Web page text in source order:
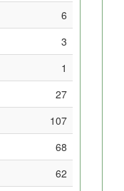
6
3
1
27
107
68
62